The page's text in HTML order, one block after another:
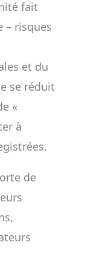
fait
– risques
et du
se réduit
«
à
de